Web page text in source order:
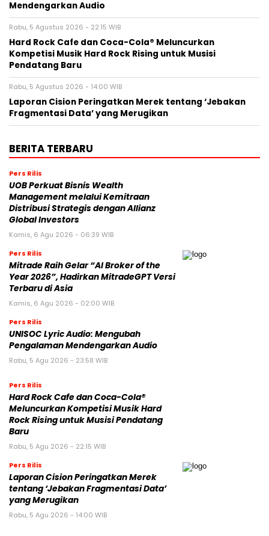
Mendengarkan Audio
Rabu, 5 Agustus 2026 - 22:15 WIB
Hard Rock Cafe dan Coca-Cola® Meluncurkan
Kompetisi Musik Hard Rock Rising untuk Musisi
Pendatang Baru
Rabu, 5 Agustus 2026 - 14:00 WIB
Laporan Cision Peringatkan Merek tentang ‘Jebakan
Fragmentasi Data’ yang Merugikan
BERITA TERBARU
Pers Rilis
UOB Perkuat Bisnis Wealth
Management melalui Kemitraan
Distribusi Strategis dengan Allianz
Global Investors
Kamis, 6 Agu 2026 - 06:39 WIB
Pers Rilis
Mitrade Raih Gelar “AI Broker of the
Year 2026”, Hadirkan MitradeGPT Versi
Terbaru di Asia
Kamis, 6 Agu 2026 - 02:00 WIB
Pers Rilis
UNISOC Lyric Audio: Mengubah
Pengalaman Mendengarkan Audio
Rabu, 5 Agu 2026 - 23:58 WIB
Pers Rilis
Hard Rock Cafe dan Coca-Cola®
Meluncurkan Kompetisi Musik Hard
Rock Rising untuk Musisi Pendatang
Baru
Rabu, 5 Agu 2026 - 22:15 WIB
Pers Rilis
Laporan Cision Peringatkan Merek
tentang ‘Jebakan Fragmentasi Data’
yang Merugikan
Rabu, 5 Agu 2026 - 14:00 WIB